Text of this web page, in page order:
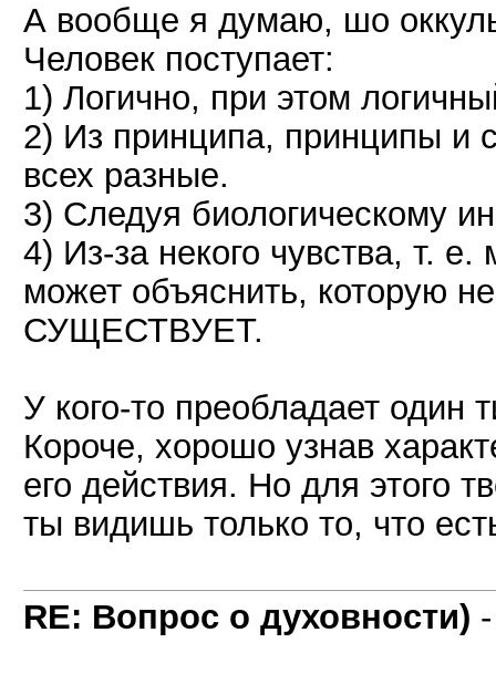
А вообще я думаю, шо
Человек поступает:
1) Логично, при этом
2) Из принципа, принципы и
всех разные.
3) Следуя биологическому
4) Из-за некого чувства, т.
может объяснить, которую
СУЩЕСТВУЕТ.
У кого-то преобладает один
Короче, хорошо узнав
его действия. Но для этого
ты видишь только то, что
RE: Вопрос о духовности)